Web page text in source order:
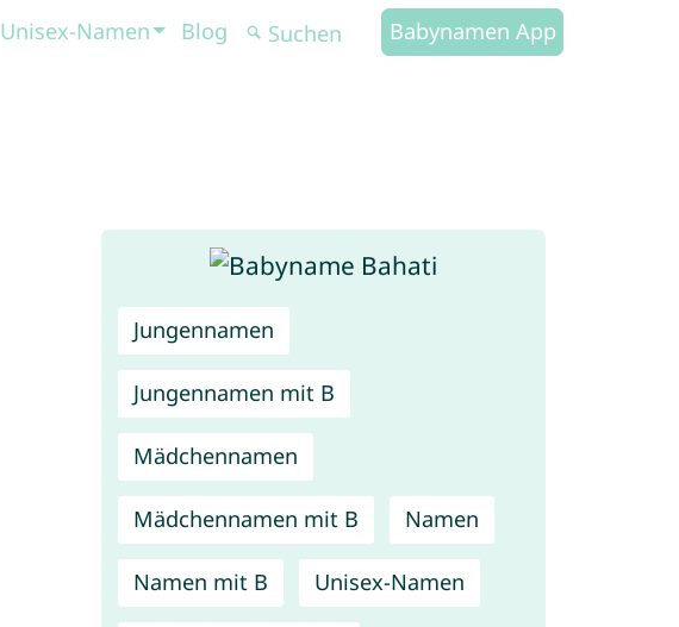
Unisex-Namen Blog Babynamen App
Jungennamen
Jungennamen mit B
Mädchennamen
Mädchennamen mit B Namen
Namen mit B Unisex-Namen